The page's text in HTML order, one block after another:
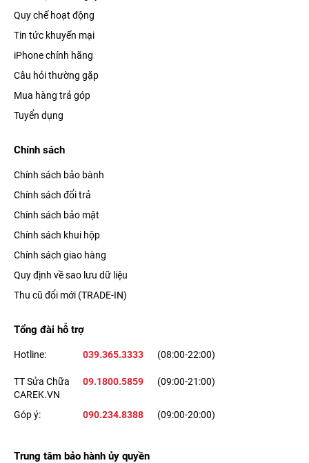
Quy chế hoạt động
Tin tức khuyến mại
iPhone chính hãng
Câu hỏi thường gặp
Mua hàng trả góp
Tuyển dụng
Chính sách
Chính sách bảo bành
Chính sách đổi trả
Chính sách bảo mật
Chính sách khui hộp
Chính sách giao hàng
Quy định về sao lưu dữ liệu
Thu cũ đổi mới (TRADE-IN)
Tổng đài hỗ trợ
Hotline: 039.365.3333 (08:00-22:00)
TT Sửa Chữa
CAREK.VN
09.1800.5859 (09:00-21:00)
Góp ý: 090.234.8388 (09:00-20:00)
Trung tâm bảo hành ủy quyền